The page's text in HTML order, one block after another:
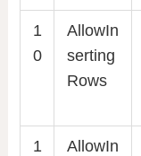
1
0
AllowIn
serting
Rows
1
AllowIn